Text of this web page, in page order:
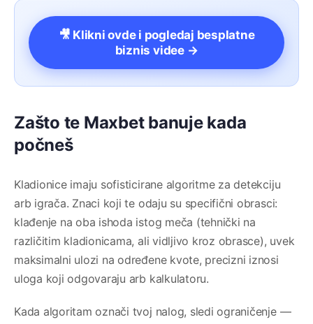
🎥 Klikni ovde i pogledaj besplatne
biznis videe →
Zašto te Maxbet banuje kada
počneš
Kladionice imaju sofisticirane algoritme za detekciju
arb igrača. Znaci koji te odaju su specifični obrasci:
klađenje na oba ishoda istog meča (tehnički na
različitim kladionicama, ali vidljivo kroz obrasce), uvek
maksimalni ulozi na određene kvote, precizni iznosi
uloga koji odgovaraju arb kalkulatoru.
Kada algoritam označi tvoj nalog, sledi ograničenje —